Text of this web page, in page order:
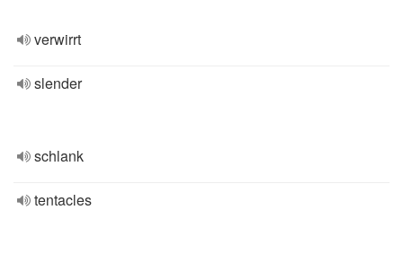
verwirrt
slender
schlank
tentacles